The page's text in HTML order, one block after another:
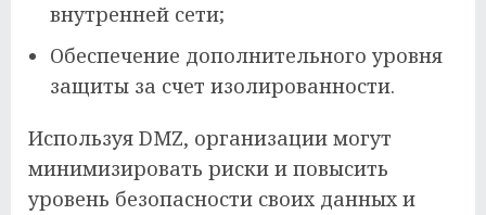
внутренней сети;
Обеспечение дополнительного уровня
защиты за счет изолированности.
Используя DMZ, организации могут
минимизировать риски и повысить
уровень безопасности своих данных и